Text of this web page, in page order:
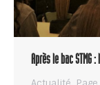
Après le bac STMG